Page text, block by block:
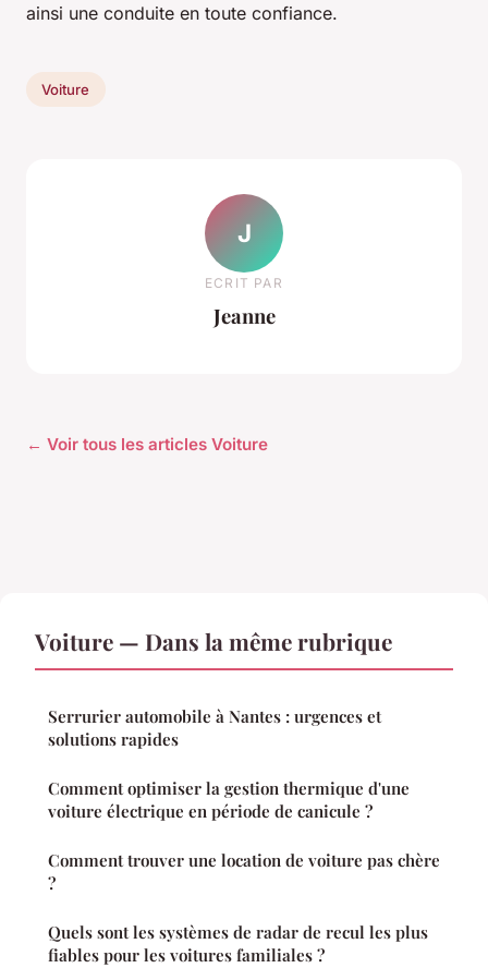
ainsi une conduite en toute confiance.
Voiture
J
ECRIT PAR
Jeanne
← Voir tous les articles Voiture
Voiture — Dans la même rubrique
Serrurier automobile à Nantes : urgences et
solutions rapides
Comment optimiser la gestion thermique d'une
voiture électrique en période de canicule ?
Comment trouver une location de voiture pas chère
?
Quels sont les systèmes de radar de recul les plus
fiables pour les voitures familiales ?